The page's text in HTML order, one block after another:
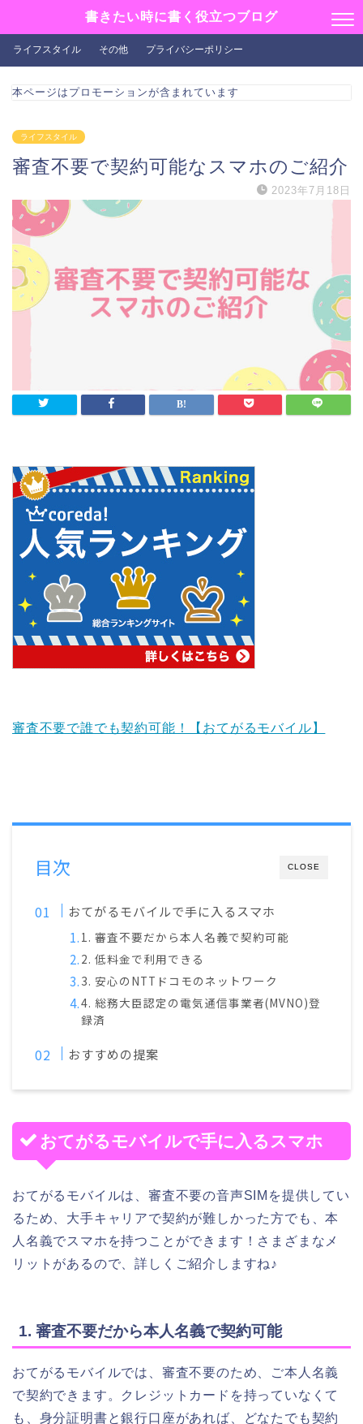
書きたい時に書く役立つブログ
ライフスタイル その他 プライバシーポリシー
本ページはプロモーションが含まれています
ライフスタイル
審査不要で契約可能なスマホのご紹介
2023年7月18日
審査不要で誰でも契約可能！【おてがるモバイル】
CLOSE
目次
おてがるモバイルで手に入るスマホ
1. 審査不要だから本人名義で契約可能
2. 低料金で利用できる
3. 安心のNTTドコモのネットワーク
4. 総務大臣認定の電気通信事業者(MVNO)登
録済
おすすめの提案
おてがるモバイルで手に入るスマホ
おてがるモバイルは、審査不要の音声SIMを提供してい
るため、大手キャリアで契約が難しかった方でも、本
人名義でスマホを持つことができます！さまざまなメ
リットがあるので、詳しくご紹介しますね♪
1. 審査不要だから本人名義で契約可能
おてがるモバイルでは、審査不要のため、ご本人名義
で契約できます。クレジットカードを持っていなくて
も、身分証明書と銀行口座があれば、どなたでも契約